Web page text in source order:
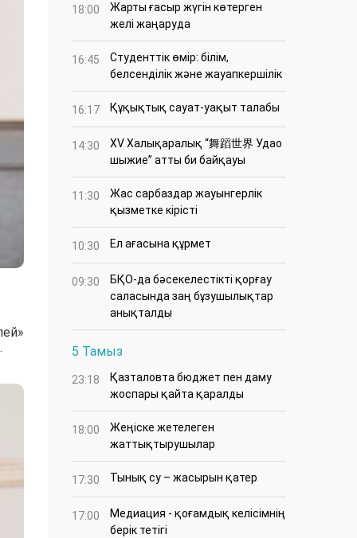
18:00
Жарты ғасыр жүгін көтерген
желі жаңаруда
16:45
Студенттік өмір: білім,
белсенділік және жауапкершілік
16:17 Құқықтық сауат-уақыт талабы
14:30
XV Халықаралық “舞蹈世界 Удао
шыжие” атты би байқауы
11:30
Жас сарбаздар жауынгерлік
қызметке кірісті
10:30 Ел ағасына құрмет
09:30
БҚО-да бәсекелестікті қорғау
саласында заң бұзушылықтар
анықталды
5 Тамыз
23:18
Қазталовта бюджет пен даму
жоспары қайта қаралды
18:00
Жеңіске жетелеген
жаттықтырушылар
17:30 Тынық су – жасырын қатер
17:00
Медиация - қоғамдық келісімнің
берік тетігі